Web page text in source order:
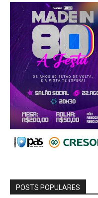
POSTS POPULARES